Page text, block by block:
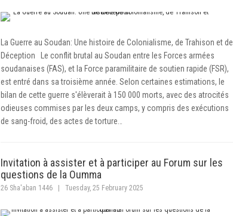
La Guerre au Soudan: Une histoire de Colonialisme, de Trahison et de
Déception Le conflit brutal au Soudan entre les Forces armées
soudanaises (FAS), et la Force paramilitaire de soutien rapide (FSR),
est entré dans sa troisième année. Selon certaines estimations, le
bilan de cette guerre s'élèverait à 150 000 morts, avec des atrocités
odieuses commises par les deux camps, y compris des exécutions
de sang-froid, des actes de torture…
Invitation à assister et à participer au Forum sur les
questions de la Oumma
26 Sha'aban 1446 |Tuesday, 25 February 2025